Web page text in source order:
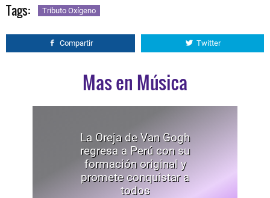
Tags: Tributo Oxígeno
Compartir Twitter
Mas en Música
La Oreja de Van Gogh
regresa a Perú con su
formación original y
promete conquistar a
todos